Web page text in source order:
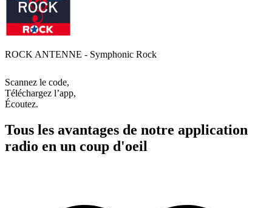
ROCK ANTENNE - Symphonic Rock
Scannez le code,
Téléchargez l’app,
Écoutez.
Tous les avantages de notre application
radio en un coup d'oeil